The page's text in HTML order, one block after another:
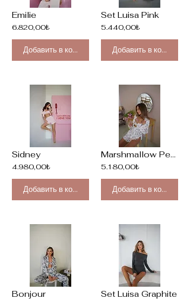
Emilie
6.820,00₺
Добавить в корзину
Set Luisa Pink
5.440,00₺
Добавить в корзину
Sidney
4.980,00₺
Добавить в корзину
Marshmallow Peony
5.180,00₺
Добавить в корзину
Bonjour Set Luisa Graphite